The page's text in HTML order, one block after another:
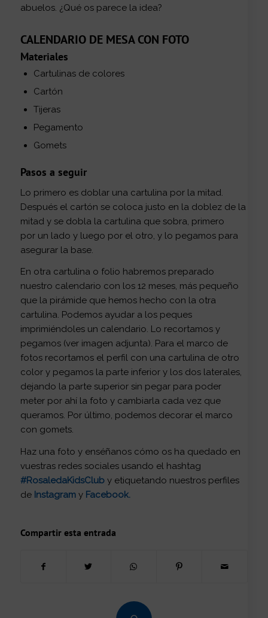
abuelos. ¿Qué os parece la idea?
CALENDARIO DE MESA CON FOTO
Materiales
Cartulinas de colores
Cartón
Tijeras
Pegamento
Gomets
Pasos a seguir
Lo primero es doblar una cartulina por la mitad.
Después el cartón se coloca justo en la doblez de la
mitad y se dobla la cartulina que sobra, primero
por un lado y luego por el otro, y lo pegamos para
asegurar la base.
En otra cartulina o folio habremos preparado
nuestro calendario con los 12 meses, más pequeño
que la pirámide que hemos hecho con la otra
cartulina. Podemos ayudar a los peques
imprimiéndoles un calendario. Lo recortamos y
pegamos (ver imagen adjunta). Para el marco de
fotos recortamos el perfil con una cartulina de otro
color y pegamos la parte inferior y los dos laterales,
dejando la parte superior sin pegar para poder
meter por ahí la foto y cambiarla cada vez que
queramos. Por último, podemos decorar el marco
con gomets.
Haz una foto y enséñanos cómo os ha quedado en
vuestras redes sociales usando el hashtag
#RosaledaKidsCluby etiquetando nuestros perfiles
de Instagram y Facebook.
Compartir esta entrada